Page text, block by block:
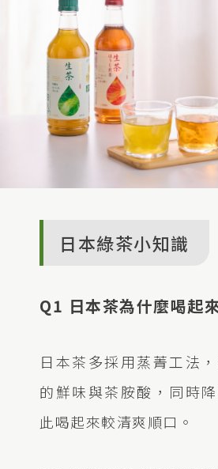
日本綠茶小知識
Q1 日本茶為什麼喝起
日本茶多採用蒸菁工法
的鮮味與茶胺酸，同時
此喝起來較清爽順口。